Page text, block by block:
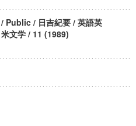
/ Public / 日吉紀要 / 英語英
米文学 / 11 (1989)